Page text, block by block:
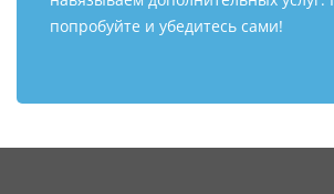
попробуйте и убедитесь сами!